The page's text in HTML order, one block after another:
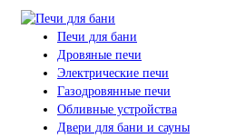
Печи для бани
Дровяные печи
Электрические печи
Газодровянные печи
Обливные устройства
Двери для бани и сауны